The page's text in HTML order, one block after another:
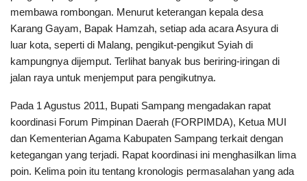
membawa rombongan. Menurut keterangan kepala desa
Karang Gayam, Bapak Hamzah, setiap ada acara Asyura di
luar kota, seperti di Malang, pengikut-pengikut Syiah di
kampungnya dijemput. Terlihat banyak bus beriring-iringan di
jalan raya untuk menjemput para pengikutnya.
Pada 1 Agustus 2011, Bupati Sampang mengadakan rapat
koordinasi Forum Pimpinan Daerah (FORPIMDA), Ketua MUI
dan Kementerian Agama Kabupaten Sampang terkait dengan
ketegangan yang terjadi. Rapat koordinasi ini menghasilkan lima
poin. Kelima poin itu tentang kronologis permasalahan yang ada